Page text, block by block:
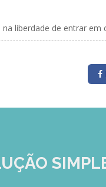
na liberdade de entrar